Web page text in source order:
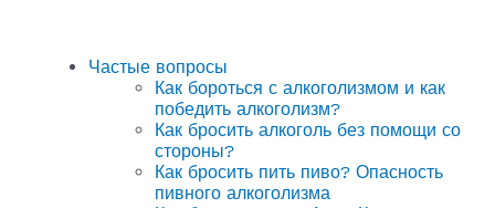
Частые вопросы
Как бороться с алкоголизмом и как
победить алкоголизм?
Как бросить алкоголь без помощи со
стороны?
Как бросить пить пиво? Опасность
пивного алкоголизма